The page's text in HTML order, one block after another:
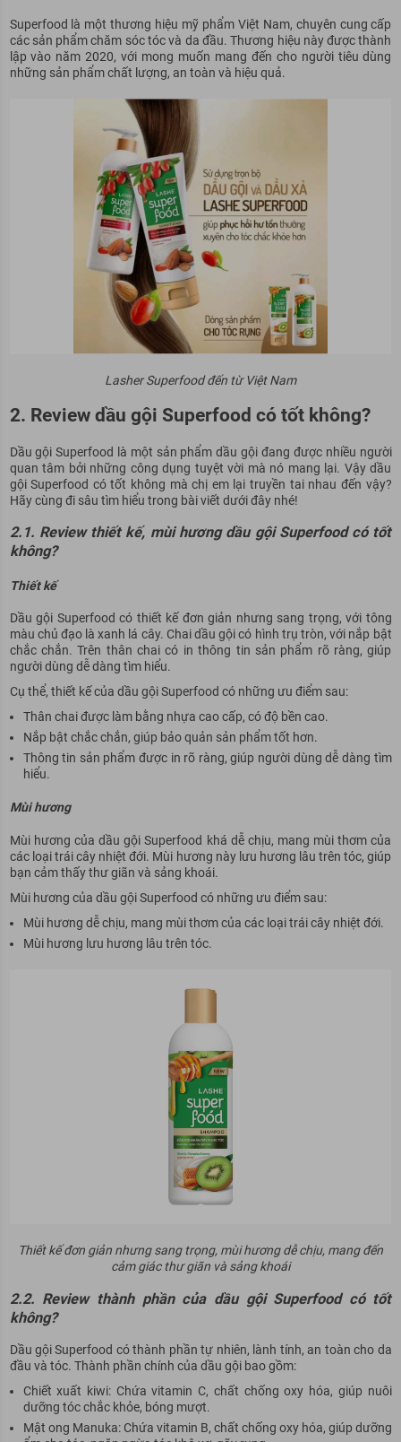
Superfood là một thương hiệu mỹ phẩm Việt Nam, chuyên cung cấp
các sản phẩm chăm sóc tóc và da đầu. Thương hiệu này được thành
lập vào năm 2020, với mong muốn mang đến cho người tiêu dùng
những sản phẩm chất lượng, an toàn và hiệu quả.
Lasher Superfood đến từ Việt Nam
2. Review dầu gội Superfood có tốt không?
Dầu gội Superfood là một sản phẩm dầu gội đang được nhiều người
quan tâm bởi những công dụng tuyệt vời mà nó mang lại. Vậy dầu
gội Superfood có tốt không mà chị em lại truyền tai nhau đến vậy?
Hãy cùng đi sâu tìm hiểu trong bài viết dưới đây nhé!
2.1. Review thiết kế, mùi hương dầu gội Superfood có tốt
không?
Thiết kế
Dầu gội Superfood có thiết kế đơn giản nhưng sang trọng, với tông
màu chủ đạo là xanh lá cây. Chai dầu gội có hình trụ tròn, với nắp bật
chắc chắn. Trên thân chai có in thông tin sản phẩm rõ ràng, giúp
người dùng dễ dàng tìm hiểu.
Cụ thể, thiết kế của dầu gội Superfood có những ưu điểm sau:
Thân chai được làm bằng nhựa cao cấp, có độ bền cao.
Nắp bật chắc chắn, giúp bảo quản sản phẩm tốt hơn.
Thông tin sản phẩm được in rõ ràng, giúp người dùng dễ dàng tìm
hiểu.
Mùi hương
Mùi hương của dầu gội Superfood khá dễ chịu, mang mùi thơm của
các loại trái cây nhiệt đới. Mùi hương này lưu hương lâu trên tóc, giúp
bạn cảm thấy thư giãn và sảng khoái.
Mùi hương của dầu gội Superfood có những ưu điểm sau:
Mùi hương dễ chịu, mang mùi thơm của các loại trái cây nhiệt đới.
Mùi hương lưu hương lâu trên tóc.
Thiết kế đơn giản nhưng sang trọng, mùi hương dễ chịu, mang đến
cảm giác thư giãn và sảng khoái
2.2. Review thành phần của dầu gội Superfood có tốt
không?
Dầu gội Superfood có thành phần tự nhiên, lành tính, an toàn cho da
đầu và tóc. Thành phần chính của dầu gội bao gồm:
Chiết xuất kiwi: Chứa vitamin C, chất chống oxy hóa, giúp nuôi
dưỡng tóc chắc khỏe, bóng mượt.
Mật ong Manuka: Chứa vitamin B, chất chống oxy hóa, giúp dưỡng